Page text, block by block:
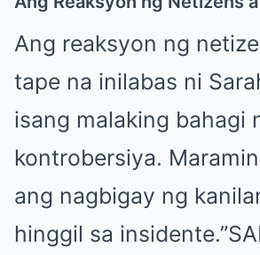
Ang reaksyon ng
tape na inilabas ni
isang malaking bahagi
kontrobersiya.
ang nagbigay ng
hinggil sa